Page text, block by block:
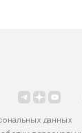
данных